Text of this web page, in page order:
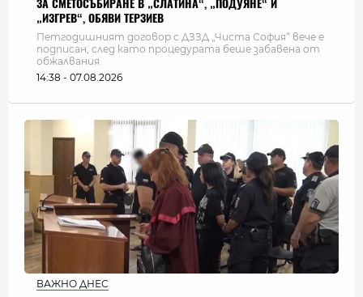
ЗА СМЕТОСЪБИРАНЕ В „СЛАТИНА“, „ПОДУЯНЕ“ И
„ИЗГРЕВ“, ОБЯВИ ТЕРЗИЕВ
Петгодишният договор с ДЗЗД „Чиста София“ вече е
подписан, след като процедурата беше забавена от
обжалвания
14:38 - 07.08.2026
ВАЖНО ДНЕС